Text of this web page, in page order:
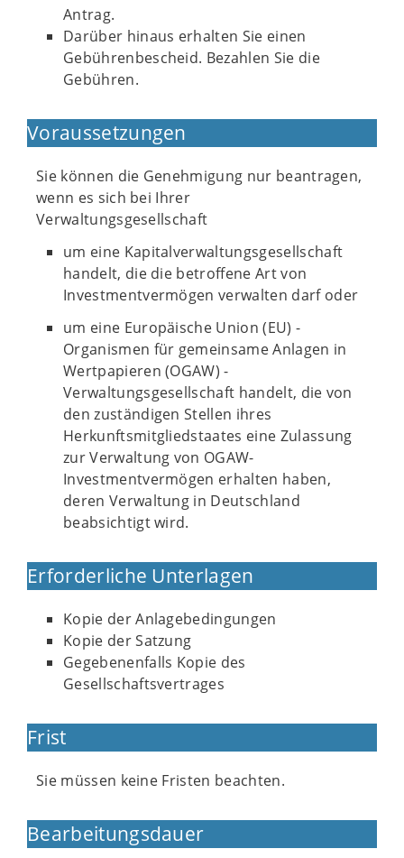
Antrag.
Darüber hinaus erhalten Sie einen
Gebührenbescheid. Bezahlen Sie die
Gebühren.
Voraussetzungen
Sie können die Genehmigung nur beantragen,
wenn es sich bei Ihrer
Verwaltungsgesellschaft
um eine Kapitalverwaltungsgesellschaft
handelt, die die betroffene Art von
Investmentvermögen verwalten darf oder
um eine Europäische Union (EU) -
Organismen für gemeinsame Anlagen in
Wertpapieren (OGAW) -
Verwaltungsgesellschaft handelt, die von
den zuständigen Stellen ihres
Herkunftsmitgliedstaates eine Zulassung
zur Verwaltung von OGAW-
Investmentvermögen erhalten haben,
deren Verwaltung in Deutschland
beabsichtigt wird.
Erforderliche Unterlagen
Kopie der Anlagebedingungen
Kopie der Satzung
Gegebenenfalls Kopie des
Gesellschaftsvertrages
Frist
Sie müssen keine Fristen beachten.
Bearbeitungsdauer